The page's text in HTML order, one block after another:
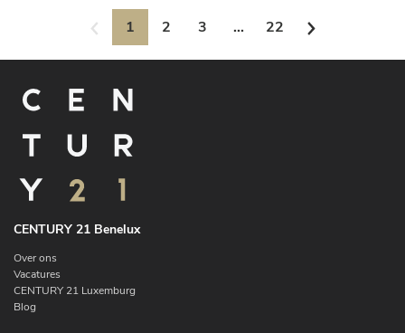
1 2 3 ... 22
CENTURY 21 Benelux
Over ons
Vacatures
CENTURY 21 Luxemburg
Blog